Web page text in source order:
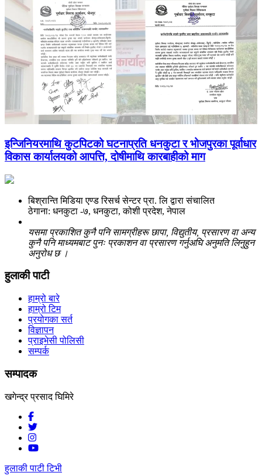
इन्जिनियरमाथि कुटपिटको घटनाप्रति धनकुटा र भोजपुरका पूर्वाधार
विकास कार्यालयको आपत्ति, दोषीमाथि कारबाहीको माग
बिश्रान्ति मिडिया एण्ड रिसर्च सेन्टर प्रा. लि द्वारा संचालित
ठेगाना: धनकुटा -७, धनकुटा, कोशी प्रदेश, नेपाल
यसमा प्रकाशित कुनै पनि सामग्रीहरू छापा, विद्युतीय, प्रसारण वा अन्य
कुनै पनि माध्यमबाट पुनः प्रकाशन वा प्रसारण गर्नुअघि अनुमति लिनुहुन
अनुरोध छ ।
हुलाकी पाटी
हाम्रो बारे
हाम्रो टिम
प्रयोगका सर्त
विज्ञापन
प्राइभेसी पोलिसी
सम्पर्क
सम्पादक
खगेन्द्र प्रसाद घिमिरे
हुलाकी पाटी टिभी